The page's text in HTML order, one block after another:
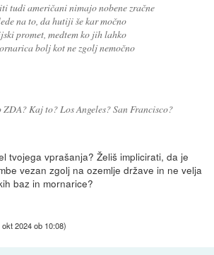
tudi američani nimajo nobene zračne
na to, da hutiji še kar močno
promet, medtem ko jih lahko
bolj kot ne zgolj nemočno
Kaj to? Los Angeles? San Francisco?
tvojega vprašanja? Želiš implicirati, da je
vezan zgolj na ozemlje države in ne velja
baz in mornarice?
okt 2024 ob 10:08)